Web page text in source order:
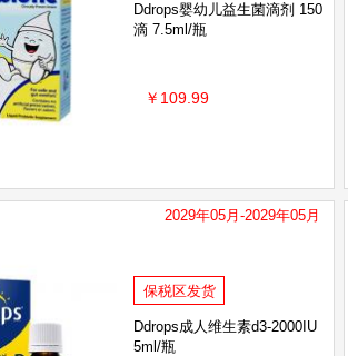
Ddrops婴幼儿益生菌滴剂 150
滴 7.5ml/瓶
￥109.99
2029年05月-2029年05月
保税区发货
Ddrops成人维生素d3-2000IU
5ml/瓶